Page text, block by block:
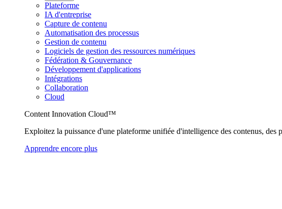
Plateforme
IA d'entreprise
Capture de contenu
Automatisation des processus
Gestion de contenu
Logiciels de gestion des ressources numériques
Fédération & Gouvernance
Développement d'applications
Intégrations
Collaboration
Cloud
Content Innovation Cloud™
Exploitez la puissance d'une plateforme unifiée d'intelligence des contenus,
Apprendre encore plus